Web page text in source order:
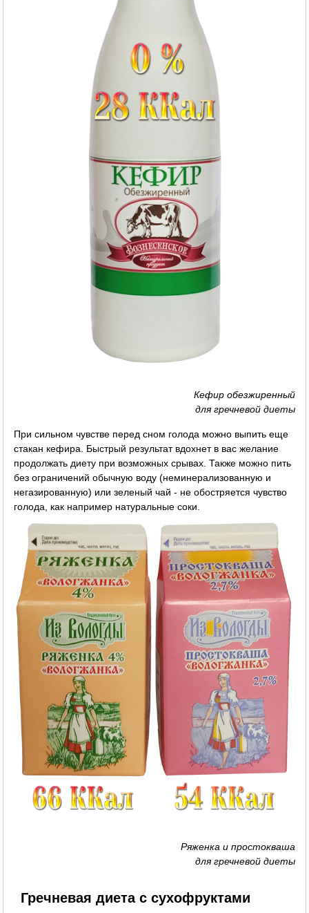
Кефир обезжиренный
для гречневой диеты
При сильном чувстве перед сном голода можно выпить еще
стакан кефира. Быстрый результат вдохнет в вас желание
продолжать диету при возможных срывах. Также можно пить
без ограничений обычную воду (неминерализованную и
негазированную) или зеленый чай - не обостряется чувство
голода, как например натуральные соки.
Ряженка и простокваша
для гречневой диеты
Гречневая диета с сухофруктами